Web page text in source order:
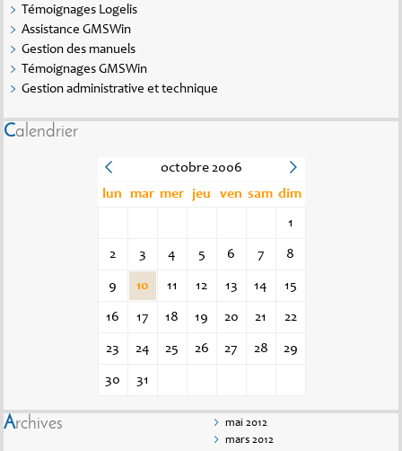
Témoignages Logelis
Assistance GMSWin
Gestion des manuels
Témoignages GMSWin
Gestion administrative et technique
Calendrier
octobre 2006
lun
mar mer jeu ven sam dim
1
2 3 4 5 6 7 8
9 10 11 12 13 14 15
16 17 18 19 20 21 22
23 24 25 26 27 28 29
30 31
Archives
mai 2012
mars 2012